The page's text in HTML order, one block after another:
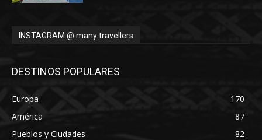
INSTAGRAM @ many travellers
DESTINOS POPULARES
Europa
170
América
87
Pueblos y Ciudades
82